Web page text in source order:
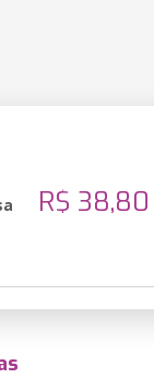
R$ 38,80